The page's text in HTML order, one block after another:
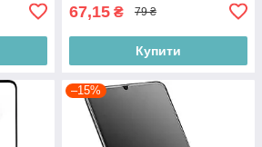
67,15 ₴ 79 ₴
Купити
–15%